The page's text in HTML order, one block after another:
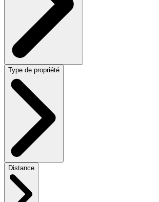
Type de propriété
Distance